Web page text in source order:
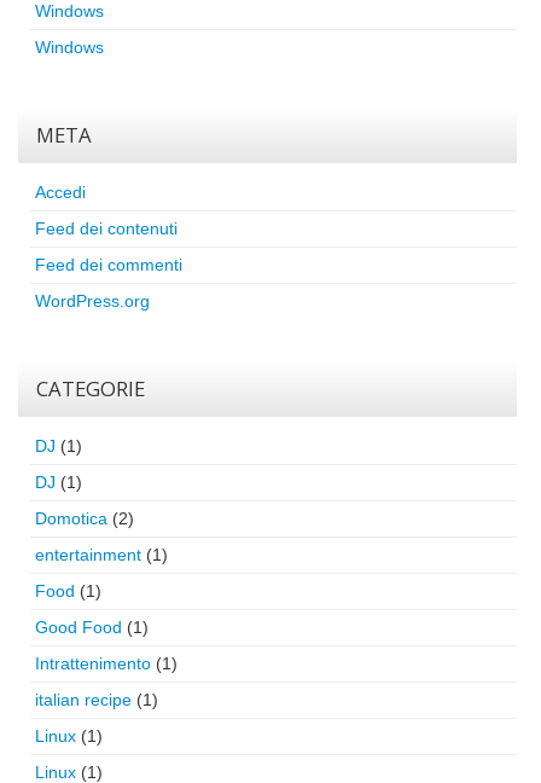
Windows
Windows
META
Accedi
Feed dei contenuti
Feed dei commenti
WordPress.org
CATEGORIE
DJ (1)
DJ (1)
Domotica (2)
entertainment (1)
Food (1)
Good Food (1)
Intrattenimento (1)
italian recipe (1)
Linux (1)
Linux (1)